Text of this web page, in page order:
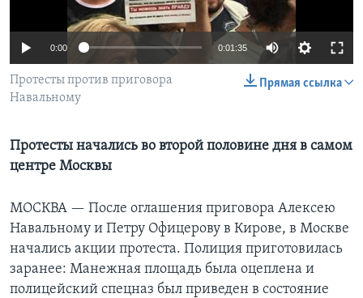
Learning English
СОЦИАЛЬНЫЕ СЕТИ
Языки
0:00 0:01:35
Прямая ссылка
Протесты против приговора
Навальному
Протесты начались во второй половине дня в самом
центре Москвы
МОСКВА — После оглашения приговора Алексею
Навальному и Петру Офицерову в Кирове, в Москве
начались акции протеста. Полиция приготовилась
заранее: Манежная площадь была оцеплена и
полицейский спецназ был приведен в состояние